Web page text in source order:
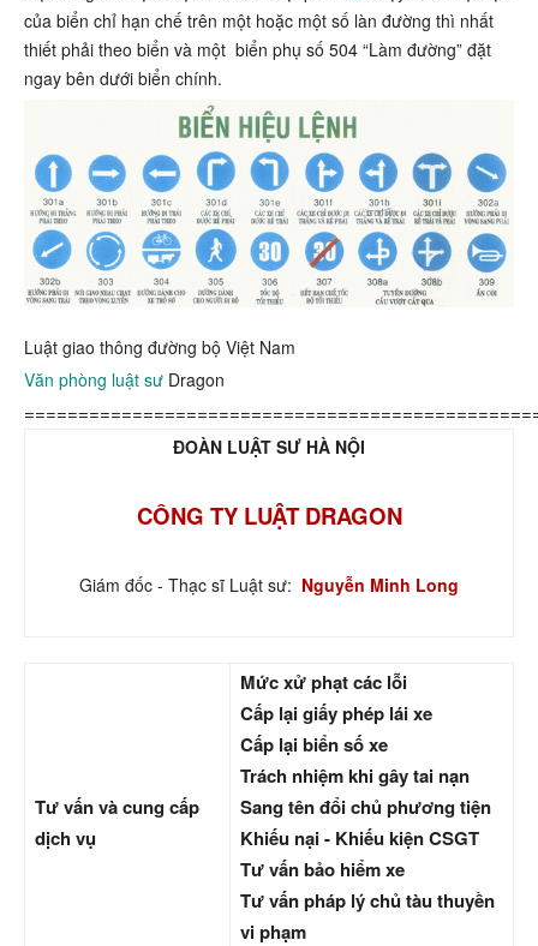
của biển chỉ hạn chế trên một hoặc một số làn đường thì nhất
thiết phải theo biển và một biển phụ số 504 “Làm đường” đặt
ngay bên dưới biển chính.
Luật giao thông đường bộ Việt Nam
Văn phòng luật sư Dragon
ĐOÀN LUẬT SƯ HÀ NỘI
CÔNG TY LUẬT DRAGON
Giám đốc - Thạc sĩ Luật sư: Nguyễn Minh Long
Tư vấn và cung cấp
dịch vụ
Mức xử phạt các lỗi
Cấp lại giấy phép lái xe
Cấp lại biển số xe
Trách nhiệm khi gây tai nạn
Sang tên đổi chủ phương tiện
Khiếu nại - Khiếu kiện CSGT
Tư vấn bảo hiểm xe
Tư vấn pháp lý chủ tàu thuyền
vi phạm